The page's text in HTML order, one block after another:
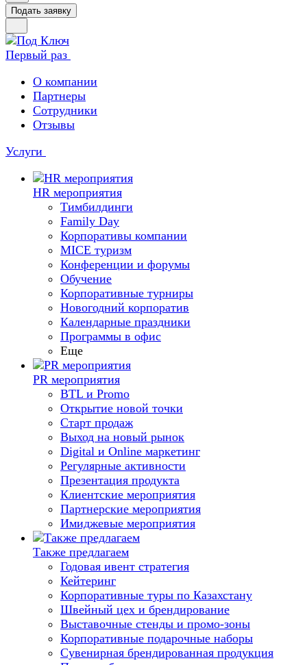
Подать заявку
Первый раз
О компании
Партнеры
Сотрудники
Отзывы
Услуги
HR мероприятия
Тимбилдинги
Family Day
Корпоративы компании
MICE туризм
Конференции и форумы
Обучение
Корпоративные турниры
Новогодний корпоратив
Календарные праздники
Программы в офис
Еще
PR мероприятия
BTL и Promo
Открытие новой точки
Старт продаж
Выход на новый рынок
Digital и Online маркетинг
Регулярные активности
Презентация продукта
Клиентские мероприятия
Партнерские мероприятия
Имиджевые мероприятия
Также предлагаем
Годовая ивент стратегия
Кейтеринг
Корпоративные туры по Казахстану
Швейный цех и брендирование
Выставочные стенды и промо-зоны
Корпоративные подарочные наборы
Сувенирная брендированная продукция